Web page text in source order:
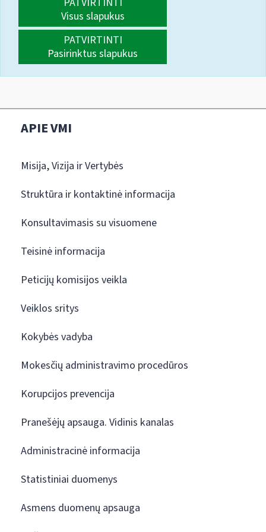
Visus slapukus
PATVIRTINTI
Pasirinktus slapukus
APIE VMI
Misija, Vizija ir Vertybės
Struktūra ir kontaktinė informacija
Konsultavimasis su visuomene
Teisinė informacija
Peticijų komisijos veikla
Veiklos sritys
Kokybės vadyba
Mokesčių administravimo procedūros
Korupcijos prevencija
Pranešėjų apsauga. Vidinis kanalas
Administracinė informacija
Statistiniai duomenys
Asmens duomenų apsauga